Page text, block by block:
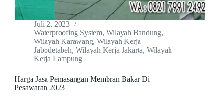
Juli 2, 2023
Waterproofing System, Wilayah Bandung,
Wilayah Karawang, Wilayah Kerja
Jabodetabeh, Wilayah Kerja Jakarta, Wilayah
Kerja Lampung
Harga Jasa Pemasangan Membran Bakar Di
Pesawaran 2023